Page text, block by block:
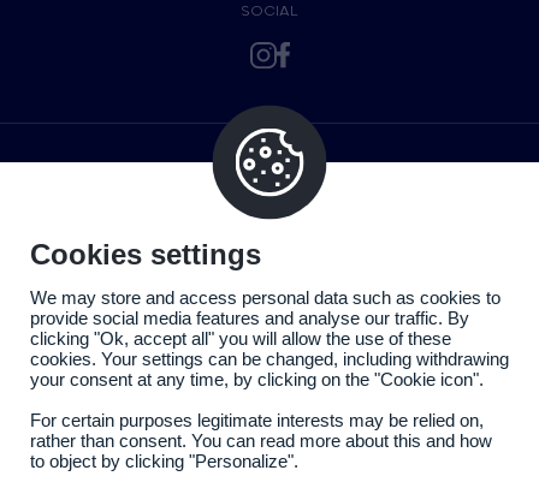
SOCIAL
Cookies settings
We may store and access personal data such as cookies to
provide social media features and analyse our traffic. By
clicking "Ok, accept all" you will allow the use of these
cookies. Your settings can be changed, including withdrawing
your consent at any time, by clicking on the "Cookie icon".
For certain purposes legitimate interests may be relied on,
rather than consent. You can read more about this and how
to object by clicking "Personalize".